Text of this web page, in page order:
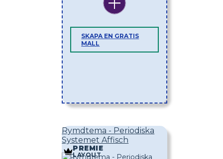
SKAPA EN GRATIS
MALL
Rymdtema - Periodiska
Systemet Affisch
PREMIE
LAYOUT